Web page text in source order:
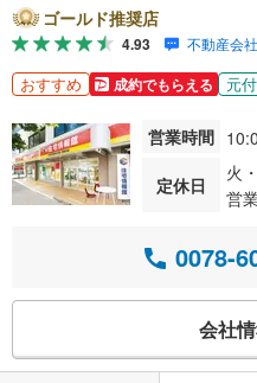
ゴールド推奨店
4.93 不動産会
おすすめ 成約でもらえる 元付
営業時間
定休日
火
営業
0078-
会社